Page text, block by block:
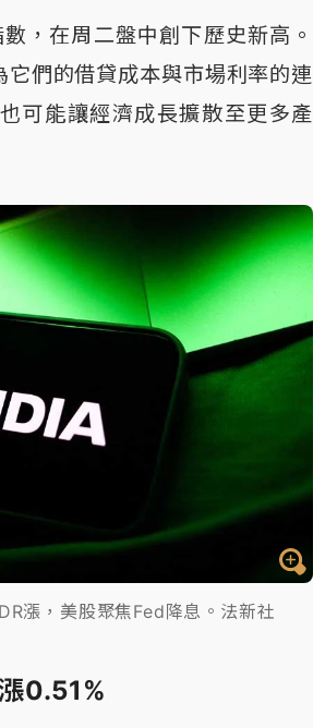
，在周二盤中創下歷史新高。
們的借貸成本與市場利率的連
可能讓經濟成長擴散至更多產
漲，美股聚焦Fed降息。法新社
0.51%